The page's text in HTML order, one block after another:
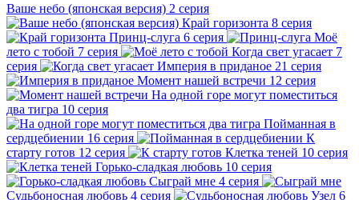
Ваше небо (японская версия) 2 серия
Край горизонта 8 серия
Принц-слуга 6 серия
Моё
лето с тобой 7 серия Когда свет угасает 7
серия
Империя в приданое 21 серия
Момент нашей встречи 12 серия
На одной горе могут поместиться
два тигра 10 серия
Пойманная в
сердцебиении 16 серия
К
старту готов 12 серия Клетка теней 10 серия
Горько-сладкая любовь 10 серия
Сыграй мне 4 серия
Судьбоносная любовь 4 серия Узел 6